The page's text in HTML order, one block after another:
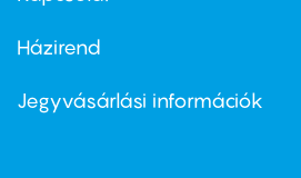
Footer
second
Házirend
Jegyvásárlási információk